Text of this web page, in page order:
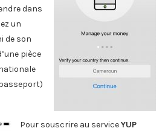
dans
un
de son
pièce
Pour souscrire au serviceYUP